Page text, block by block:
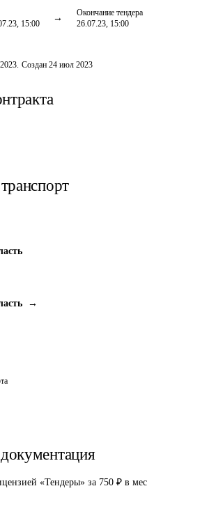
15:00
Окончание тендера
26.07.23, 15:00
. Создан 24 июл 2023
→
«Тендеры» за 750 ₽ в мес